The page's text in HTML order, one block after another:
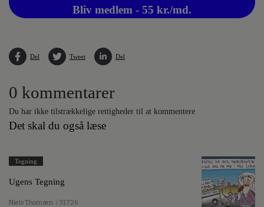
Bliv medlem - 55 kr./md.
Del Tweet Del
0 kommentarer
Du har ikke tilstrækkelige rettigheder til at kommentere
Det skal du også læse
Tegning
Ugens Tegning
Niels Thomsen / 31.7.26